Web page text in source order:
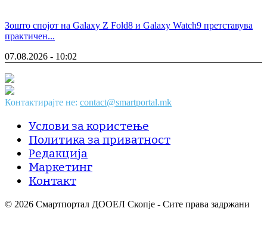
Зошто спојот на Galaxy Z Fold8 и Galaxy Watch9 претставува
практичен...
07.08.2026 - 10:02
Контактирајте не: contact@smartportal.mk
Услови за користење
Политика за приватност
Редакција
Маркетинг
Контакт
© 2026 Смартпортал ДООЕЛ Скопје - Сите права задржани